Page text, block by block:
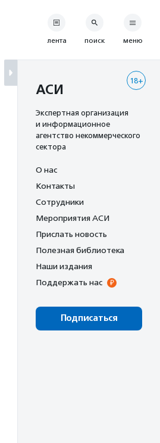
лента поиск меню
18+
АСИ
Экспертная организация
и информационное
агентство некоммерческого
сектора
О нас
Контакты
Сотрудники
Мероприятия АСИ
Прислать новость
Полезная библиотека
Наши издания
Поддержать нас
Подписаться